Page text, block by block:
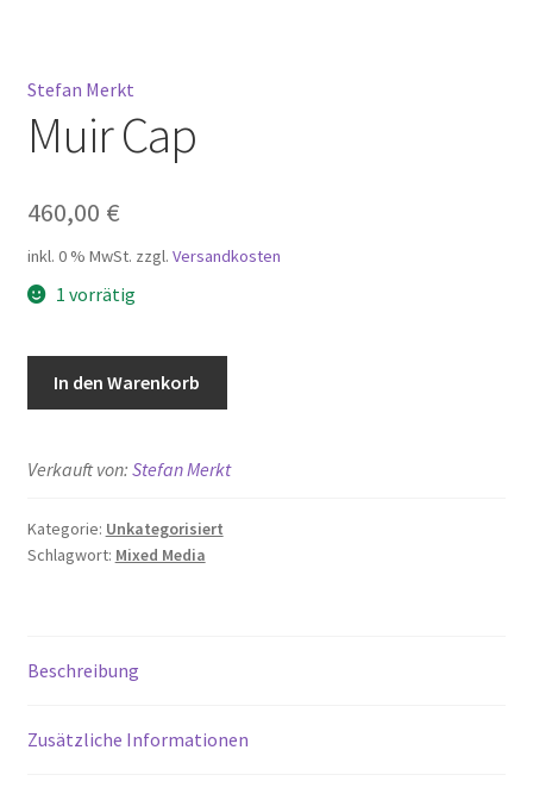
Warenkorb
Stefan Merkt
Muir Cap
460,00 €
inkl. 0 % MwSt. zzgl. Versandkosten
1 vorrätig
In den Warenkorb
Verkauft von: Stefan Merkt
Kategorie: Unkategorisiert
Schlagwort: Mixed Media
Beschreibung
Zusätzliche Informationen